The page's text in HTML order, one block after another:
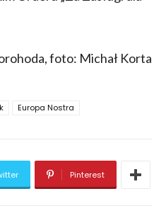
foto: Michał Korta
Europa Nostra
Pinterest